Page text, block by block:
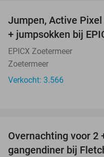
Jumpen, Active
+ jumpsokken bij
EPICX Zoetermeer
Zoetermeer
Verkocht: 3.566
Overnachting voor 2
gangendiner bij